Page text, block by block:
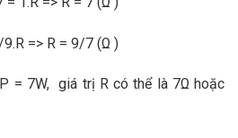
=> R = 9/7 (Ω )
= 7W, giá trị R có thể là 7Ω hoặc